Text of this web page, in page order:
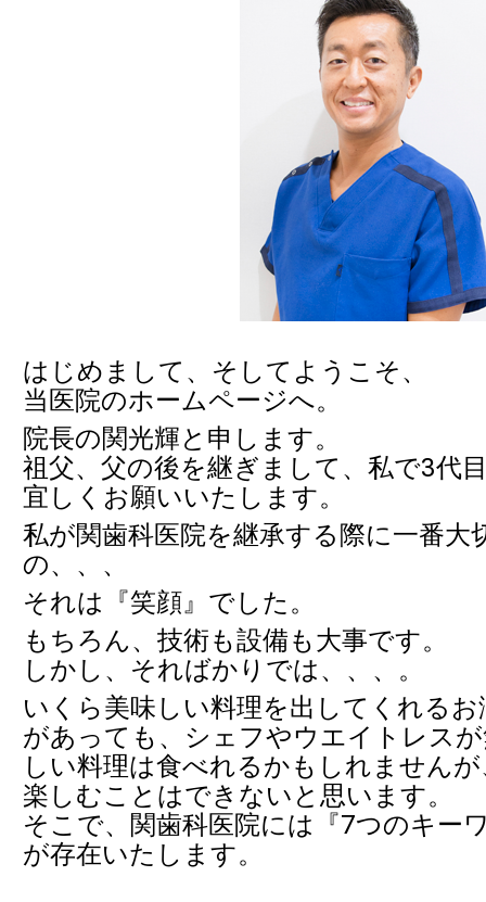
はじめまして、そしてようこそ、
当医院のホームページへ。
院長の関光輝と申します。
祖父、父の後を継ぎまして、私で3代
宜しくお願いいたします。
私が関歯科医院を継承する際に一番大
の、、、
それは『笑顔』でした。
もちろん、技術も設備も大事です。
しかし、そればかりでは、、、。
いくら美味しい料理を出してくれる
があっても、シェフやウエイトレス
しい料理は食べれるかもしれません
楽しむことはできないと思います。
そこで、関歯科医院には『7つのキー
が存在いたします。